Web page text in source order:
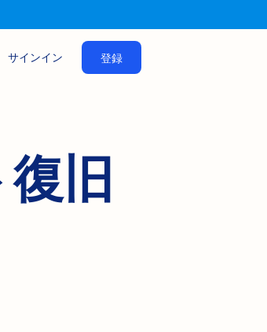
サインイン 登録
旧